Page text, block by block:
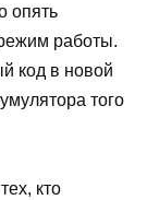
опять
работы.
код в новой
того
кто